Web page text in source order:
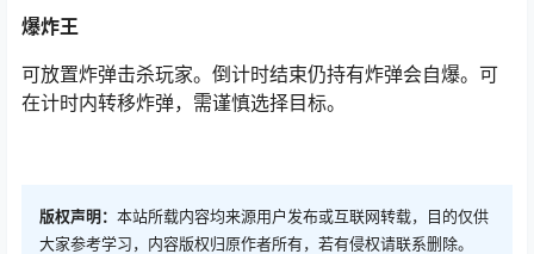
爆炸王
可放置炸弹击杀玩家。倒计时结束仍持有炸弹会自爆。可
在计时内转移炸弹，需谨慎选择目标。
版权声明： 本站所载内容均来源用户发布或互联网转载，目的仅供
大家参考学习，内容版权归原作者所有，若有侵权请联系删除。